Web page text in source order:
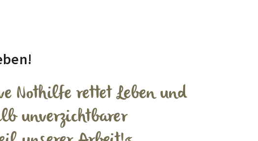
Nothilfe rettet Leben und
unverzichtbarer